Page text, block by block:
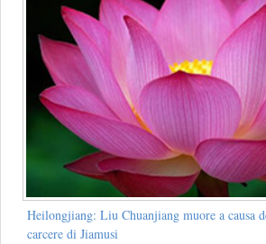
Heilongjiang: Liu Chuanjiang muore a causa
carcere di Jiamusi